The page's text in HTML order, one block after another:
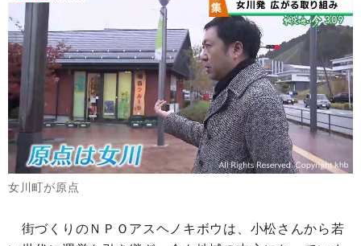
女川町が原点
街づくりのＮＰＯアスヘノキボウは、小松さんから若